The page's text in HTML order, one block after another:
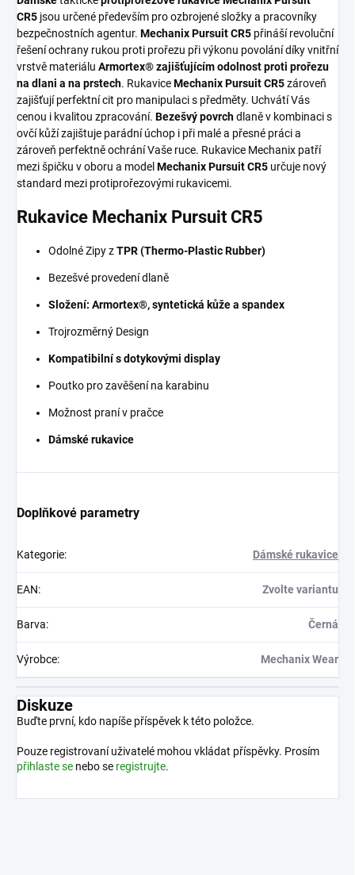
CR5 jsou určené především pro ozbrojené složky a pracovníky
bezpečnostních agentur. Mechanix Pursuit CR5 přináší revoluční
řešení ochrany rukou proti prořezu při výkonu povolání díky vnitřní
vrstvě materiálu Armortex® zajišťujícím odolnost proti prořezu
na dlani a na prstech. RukaviceMechanix Pursuit CR5zároveň
zajišťují perfektní cit pro manipulaci s předměty. Uchvátí Vás
cenou i kvalitou zpracování. Bezešvý povrchdlaně v kombinaci s
ovčí kůží zajištuje parádní úchop i při malé a přesné práci a
zároveň perfektně ochrání Vaše ruce. Rukavice Mechanix patří
mezi špičku v oboru a model Mechanix Pursuit CR5 určuje nový
standard mezi protiprořezovými rukavicemi.
Rukavice Mechanix Pursuit CR5
Odolné Zipy zTPR (Thermo-Plastic Rubber)
Bezešvé provedení dlaně
Složení: Armortex®, syntetická kůže a spandex
Trojrozměrný Design
Kompatibilní s dotykovými display
Poutko pro zavěšení na karabinu
Možnost praní v pračce
Dámské rukavice
Doplňkové parametry
Kategorie: Dámské rukavice
EAN: Zvolte variantu
Barva: Černá
Výrobce: Mechanix Wear
Diskuze
Buďte první, kdo napíše příspěvek k této položce.
Pouze registrovaní uživatelé mohou vkládat příspěvky. Prosím
přihlaste se nebo se registrujte.